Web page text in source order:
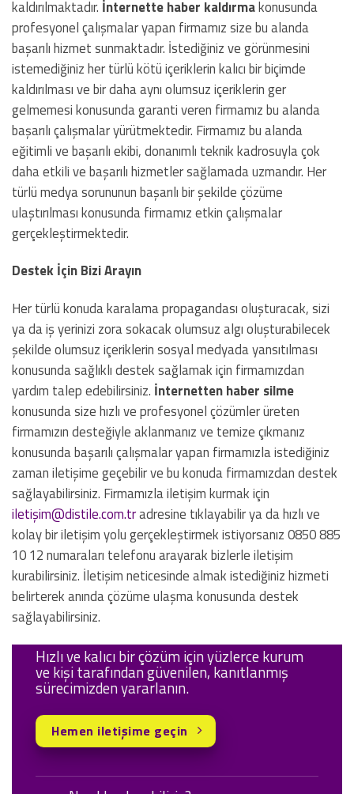
kaldırılmaktadır. İnternette haber kaldırmakonusunda
profesyonel çalışmalar yapan firmamız size bu alanda
başarılı hizmet sunmaktadır. İstediğiniz ve görünmesini
istemediğiniz her türlü kötü içeriklerin kalıcı bir biçimde
kaldırılması ve bir daha aynı olumsuz içeriklerin ger
gelmemesi konusunda garanti veren firmamız bu alanda
başarılı çalışmalar yürütmektedir. Firmamız bu alanda
eğitimli ve başarılı ekibi, donanımlı teknik kadrosuyla çok
daha etkili ve başarılı hizmetler sağlamada uzmandır. Her
türlü medya sorununun başarılı bir şekilde çözüme
ulaştırılması konusunda firmamız etkin çalışmalar
gerçekleştirmektedir.
Destek İçin Bizi Arayın
Her türlü konuda karalama propagandası oluşturacak, sizi
ya da iş yerinizi zora sokacak olumsuz algı oluşturabilecek
şekilde olumsuz içeriklerin sosyal medyada yansıtılması
konusunda sağlıklı destek sağlamak için firmamızdan
yardım talep edebilirsiniz. İnternetten haber silme
konusunda size hızlı ve profesyonel çözümler üreten
firmamızın desteğiyle aklanmanız ve temize çıkmanız
konusunda başarılı çalışmalar yapan firmamızla istediğiniz
zaman iletişime geçebilir ve bu konuda firmamızdan destek
sağlayabilirsiniz. Firmamızla iletişim kurmak için
iletişim@distile.com.tradresine tıklayabilir ya da hızlı ve
kolay bir iletişim yolu gerçekleştirmek istiyorsanız 0850 885
10 12 numaraları telefonu arayarak bizlerle iletişim
kurabilirsiniz. İletişim neticesinde almak istediğiniz hizmeti
belirterek anında çözüme ulaşma konusunda destek
sağlayabilirsiniz.
Hızlı ve kalıcı bir çözüm için yüzlerce kurum
ve kişi tarafından güvenilen, kanıtlanmış
sürecimizden yararlanın.
Hemen iletişime geçin